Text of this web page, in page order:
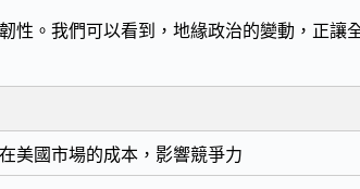
性。我們可以看到，地緣政治的變動，正
美國市場的成本，影響競爭力